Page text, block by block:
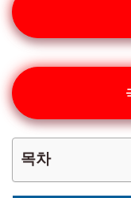
목차